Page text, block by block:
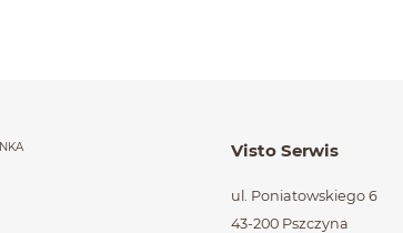
główne Visto Serwis
ul. Poniatowskiego 6
43-200 Pszczyna